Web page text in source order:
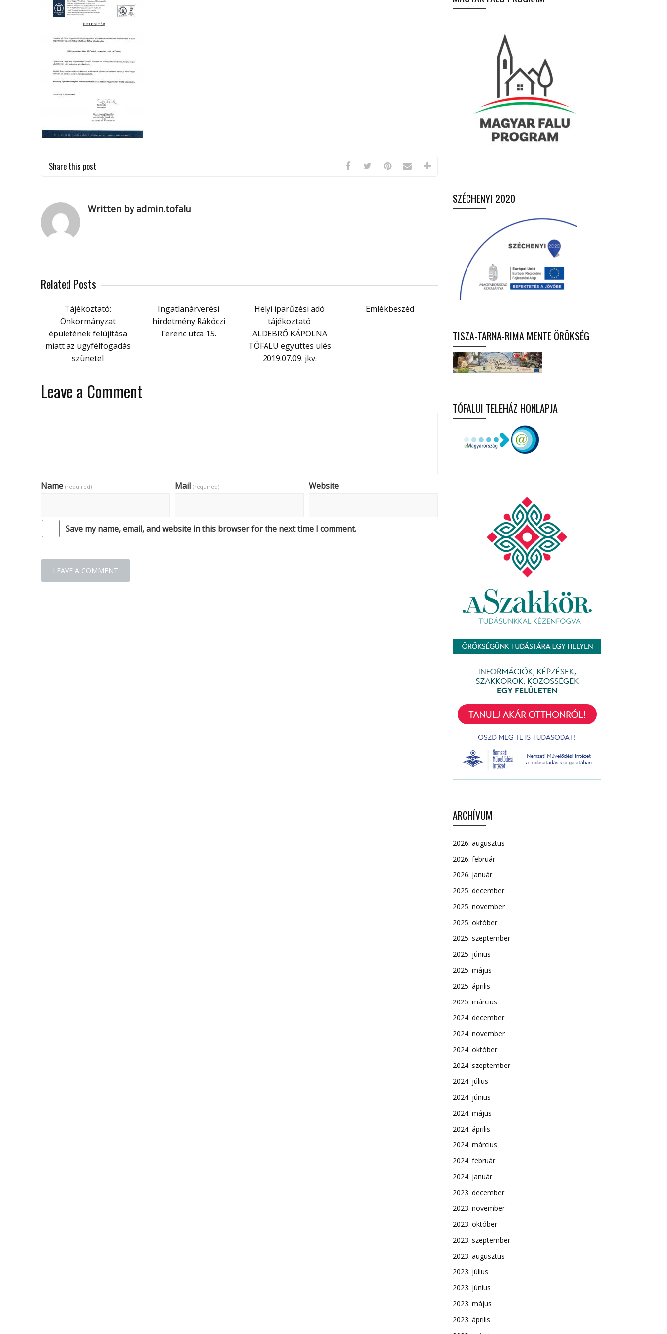
Share this post
Written by admin.tofalu
Related Posts
Tájékoztató:
Önkormányzat
épületének felújítása
miatt az ügyfélfogadás
szünetel
Ingatlanárverési
hirdetmény Rákóczi
Ferenc utca 15.
Helyi iparűzési adó
tájékoztató
Emlékbeszéd
ALDEBRŐ KÁPOLNA
TÓFALU együttes ülés
2019.07.09. jkv.
Leave a Comment
Name (required) Mail (required) Website
Save my name, email, and website in this browser for the next time I comment.
SZÉCHENYI 2020
TISZA-TARNA-RIMA MENTE ÖRÖKSÉG
TÓFALUI TELEHÁZ HONLAPJA
ARCHÍVUM
2026. augusztus
2026. február
2026. január
2025. december
2025. november
2025. október
2025. szeptember
2025. június
2025. május
2025. április
2025. március
2024. december
2024. november
2024. október
2024. szeptember
2024. július
2024. június
2024. május
2024. április
2024. március
2024. február
2024. január
2023. december
2023. november
2023. október
2023. szeptember
2023. augusztus
2023. július
2023. június
2023. május
2023. április